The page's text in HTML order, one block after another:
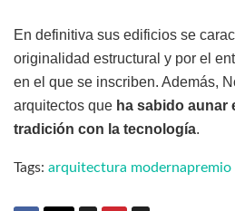
En definitiva sus edificios se
originalidad estructural y por el
en el que se inscriben. Además,
arquitectos que ha sabido aunar
tradición con la tecnología.
Tags: arquitectura moderna